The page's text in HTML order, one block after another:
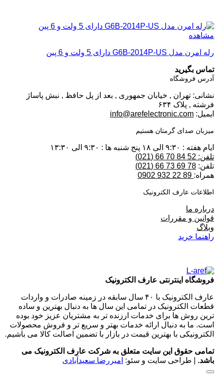
مشاهده
رله امرن مدل G6B-2014P-US دارای 5 ولت و 6 پین
تماس بگیرید
آدرس فروشگاه
نشانی: تهران , خیابان جمهوری , بعد از پل حافظ , نبش پاساژ
فرشته , پلاک ۶۳۴
ایمیل: info@arefelectronic.com
میزبان صدای گرمتان هستیم
ایام هفته : ۹:۳۰ الی ۱۸ پنج شنبه ها : ۹:۳۰ الی ۱۳:۳۰
تلفن: 52 84 70 66 (021)
تلفن: 78 69 73 66 (021)
همراه:
اطلاعات عارف الکترونیک
درباره ما
قوانین و مقررات
وبلاگ
راهنما خرید
فروشگاه اینترنتی عارف الکترونیک
عارف الکترونیک با ۴۰ سال سابقه در زمینه صادرات و واردات
قطعات الکترونیک در تمامی این سال ها به دنبال بهترین و ساده
ترین روش ها برای خدمات ارزنده تر به مشتریان عزیز خود بوده
است. ما به دنبال ارائه خدمات بهتر و سریع تر و فروش محصولات
الکترونیکی با بهترین قیمت در بازار با تضمین اصالت کالا می باشیم.
تمامی حقوق این سایت متعلق به شرکت عارف الکترونیک می
باشد. | طراحی سایت و سئو: امیررضا سعیدآبادی